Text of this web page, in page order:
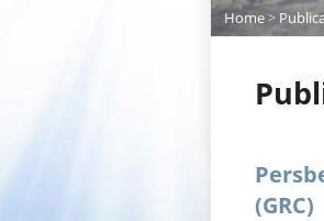
Home>
(GRC)